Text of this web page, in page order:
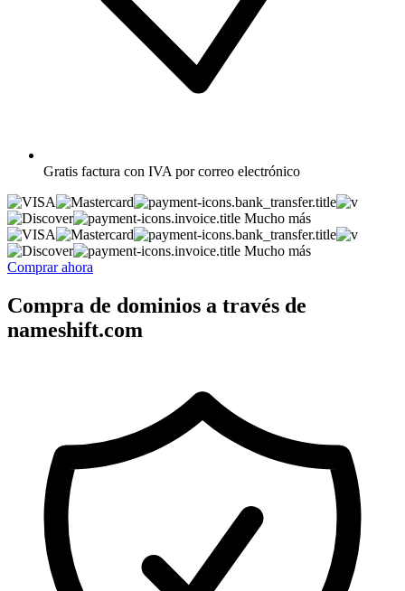
Gratis factura con IVA por correo electrónico
Mucho más
Mucho más
Comprar ahora
Compra de dominios a través de
nameshift.com